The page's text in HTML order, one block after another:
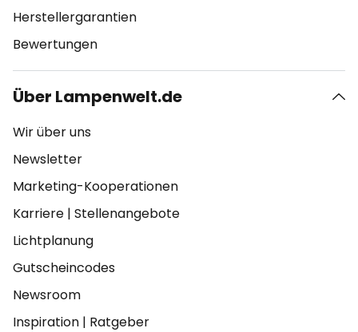
Herstellergarantien
Bewertungen
Über Lampenwelt.de
Wir über uns
Newsletter
Marketing-Kooperationen
Karriere | Stellenangebote
Lichtplanung
Gutscheincodes
Newsroom
Inspiration | Ratgeber